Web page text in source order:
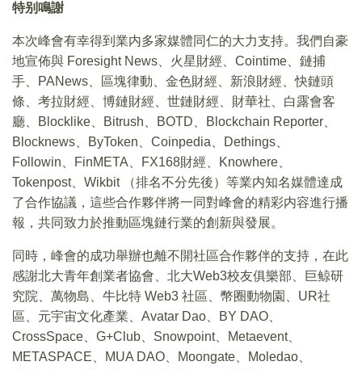
特别鳴謝
本次峰會有幸得到業内多家媒體同仁的大力支持。我們自豪
地宣佈與 Foresight News、火星財經、Cointime、鏈捕
手、PANews、區塊律動、金色財經、新浪財經、快鏈頭
條、考拉財經、博鏈財經、世鏈財經、財華社、白露會客
廳、Blocklike、Bitrush、BOTD、Blockchain Reporter、
Blocknews、ByToken、Coinpedia、Dethings、
Followin、FinMETA、FX168財經、Knowhere、
Tokenpost、Wikbit （排名不分先後）等業内知名媒體達成
了合作協議，這些合作夥伴將一同對峰會的精彩内容進行播
報，共同致力於推動區塊鏈行業的創新與發展。
同時，峰會的成功舉辦也離不開社區合作夥伴的支持，在此
感謝北大青年創業者協會、北大Web3校友俱樂部、巨鲸研
究院、萬物島、牛比特 Web3 社區、幣圈動物園、UR社
區、元宇宙文化產業、Avatar Dao、BY DAO、
CrossSpace、G+Club、Snowpoint、Metaevent、
METASPACE、MUA DAO、Moongate、Moledao、